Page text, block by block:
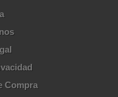
Compra